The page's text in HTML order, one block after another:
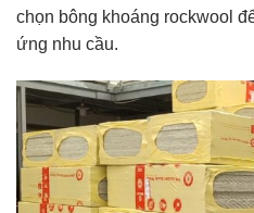
chọn bông khoáng rockwool
ứng nhu cầu.